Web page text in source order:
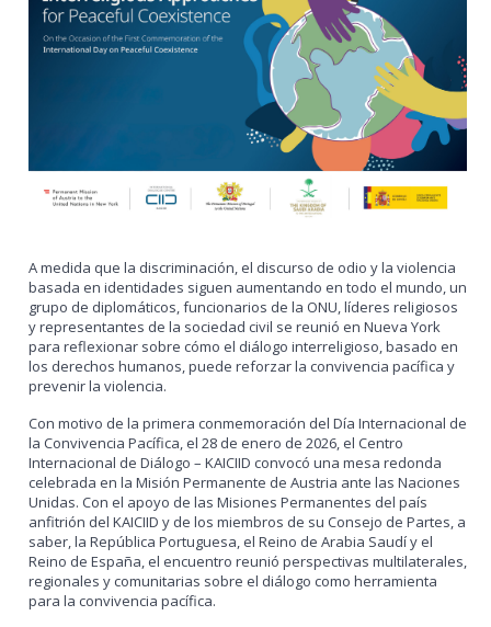
A medida que la discriminación, el discurso de odio y la violencia
basada en identidades siguen aumentando en todo el mundo, un
grupo de diplomáticos, funcionarios de la ONU, líderes religiosos
y representantes de la sociedad civil se reunió en Nueva York
para reflexionar sobre cómo el diálogo interreligioso, basado en
los derechos humanos, puede reforzar la convivencia pacífica y
prevenir la violencia.
Con motivo de la primera conmemoración del Día Internacional de
la Convivencia Pacífica, el 28 de enero de 2026, el Centro
Internacional de Diálogo – KAICIID convocó una mesa redonda
celebrada en la Misión Permanente de Austria ante las Naciones
Unidas. Con el apoyo de las Misiones Permanentes del país
anfitrión del KAICIID y de los miembros de su Consejo de Partes, a
saber, la República Portuguesa, el Reino de Arabia Saudí y el
Reino de España, el encuentro reunió perspectivas multilaterales,
regionales y comunitarias sobre el diálogo como herramienta
para la convivencia pacífica.